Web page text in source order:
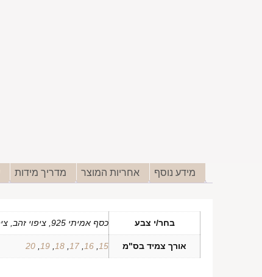
מידע נוסף אחריות המוצר מדריך מידות
בחר/י צבע כסף אמיתי 925, ציפוי זהב, ציפוי זהב אדום
אורך צמיד בס"מ 15
,
16
,
17
,
18
,
19
,
20